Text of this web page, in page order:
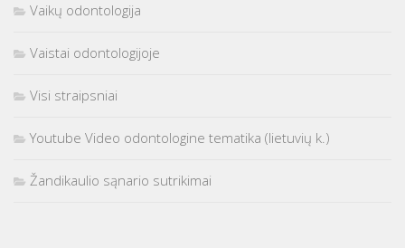
Vaikų odontologija
Vaistai odontologijoje
Visi straipsniai
Youtube Video odontologine tematika (lietuvių k.)
Žandikaulio sąnario sutrikimai